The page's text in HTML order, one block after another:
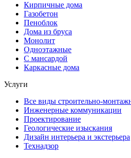
Кирпичные дома
Газобетон
Пеноблок
Дома из бруса
Монолит
Одноэтажные
С мансардой
Каркасные дома
Услуги
Все виды строительно-
Инженерные коммуникации
Проектирование
Геологические изыскания
Дизайн интерьера и экстерьера
Технадзор